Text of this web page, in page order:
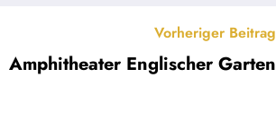
Vorheriger Beitrag
Amphitheater Englischer Garten